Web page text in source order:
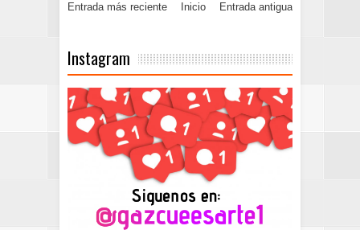
Entrada más reciente Entrada antigua
Inicio
Instagram